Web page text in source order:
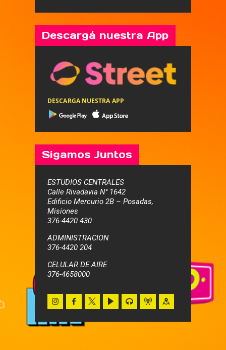
Descargá nuestra App
DESCARGA NUESTRA APP
Sigamos Juntos
ESTUDIOS CENTRALES
Calle Rivadavia N° 1642
Edificio Mercurio 2B – Posadas,
Misiones
376-4420 430
ADMINISTRACION
376-4420 204
CELULAR DE AIRE
376-4658000